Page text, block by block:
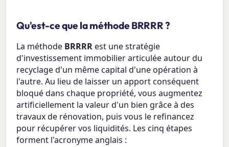
Qu'est-ce que la méthode BRRRR ?
La méthode BRRRRest une stratégie
d'investissement immobilier articulée autour du
recyclage d'un même capital d'une opération à
l'autre. Au lieu de laisser un apport conséquent
bloqué dans chaque propriété, vous augmentez
artificiellement la valeur d'un bien grâce à des
travaux de rénovation, puis vous le refinancez
pour récupérer vos liquidités. Les cinq étapes
forment l'acronyme anglais :